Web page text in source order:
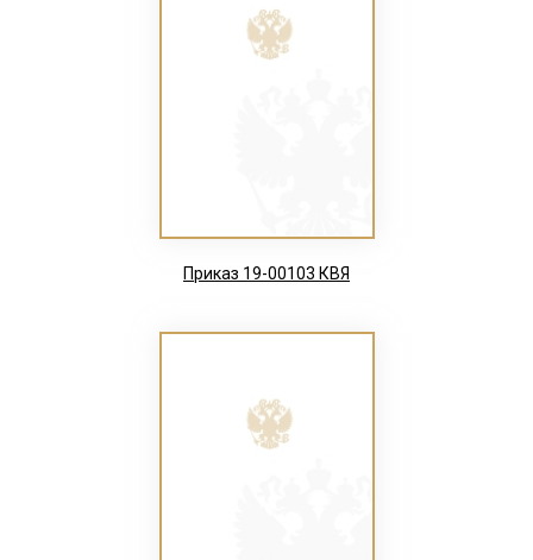
Приказ 19-00103 КВЯ